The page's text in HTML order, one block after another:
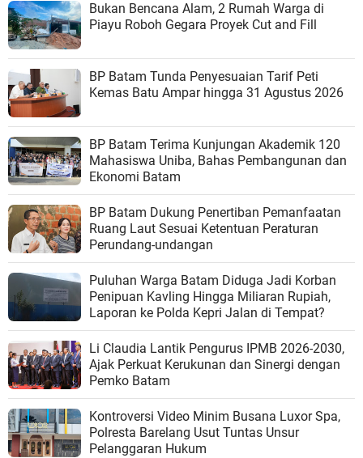
Bukan Bencana Alam, 2 Rumah Warga di
Piayu Roboh Gegara Proyek Cut and Fill
BP Batam Tunda Penyesuaian Tarif Peti
Kemas Batu Ampar hingga 31 Agustus 2026
BP Batam Terima Kunjungan Akademik 120
Mahasiswa Uniba, Bahas Pembangunan dan
Ekonomi Batam
BP Batam Dukung Penertiban Pemanfaatan
Ruang Laut Sesuai Ketentuan Peraturan
Perundang-undangan
Puluhan Warga Batam Diduga Jadi Korban
Penipuan Kavling Hingga Miliaran Rupiah,
Laporan ke Polda Kepri Jalan di Tempat?
Li Claudia Lantik Pengurus IPMB 2026-2030,
Ajak Perkuat Kerukunan dan Sinergi dengan
Pemko Batam
Kontroversi Video Minim Busana Luxor Spa,
Polresta Barelang Usut Tuntas Unsur
Pelanggaran Hukum